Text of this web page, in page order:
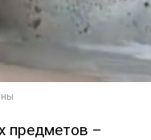
предметов –